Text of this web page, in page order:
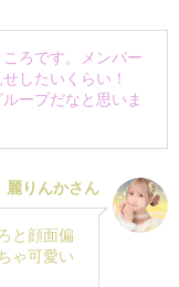
ろです。メンバー
したいくらい！
ープだなと思いま
麗りんかさん
と顔面偏
ゃ可愛い